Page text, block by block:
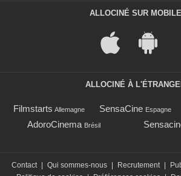
ALLOCINÉ SUR MOBILE
ALLOCINÉ À
Filmstarts Allemagne SensaCine Espagne
AdoroCinema Brésil
Contact | Qui sommes-nous | Recrutement |